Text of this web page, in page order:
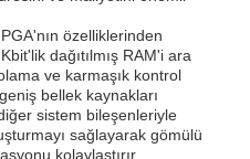
özelliklerinden
dağıtılmış RAM'i ara
ve karmaşık kontrol
bellek kaynakları
sistem bileşenleriyle
sağlayarak gömülü
kolaylaştırır.